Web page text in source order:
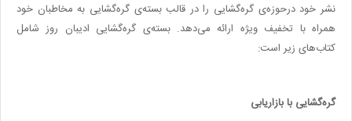
نشر خود درحوزه‌ی گره‌گشایی را در قالب بسته‌ی گره‌گشایی به مخاطبان خود
همراه با تخفیف ویژه ارائه می‌دهد. بسته‌‌ی گره‌گشایی ادیبان روز شامل
کتاب‌های زیر است:
گره‌گشایی با بازاریابی